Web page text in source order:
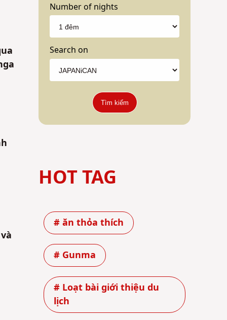
Number of nights
Search on
Tìm kiếm
HOT TAG
# ăn thỏa thích
# Gunma
# Loạt bài giới thiệu du
lịch